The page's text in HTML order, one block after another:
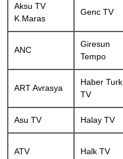
Aksu TV
K.Maras
Genc TV
ANC
Giresun
Tempo
ART Avrasya
Haber Turk
TV
Asu TV Halay TV
ATV Halk TV